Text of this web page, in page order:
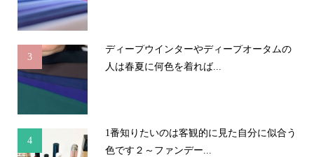
3
ディープウインターやディープオータムの
人は春夏に何色を着れば...
4
1番知りたいのは客観的に見た自分に似合う
色です２～ファンデー...